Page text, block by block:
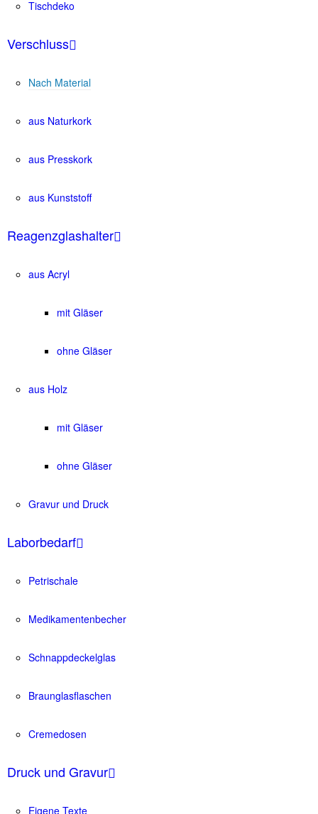
Tischdeko
Verschluss
Nach Material
aus Naturkork
aus Presskork
aus Kunststoff
Reagenzglashalter
aus Acryl
mit Gläser
ohne Gläser
aus Holz
mit Gläser
ohne Gläser
Gravur und Druck
Laborbedarf
Petrischale
Medikamentenbecher
Schnappdeckelglas
Braunglasflaschen
Cremedosen
Druck und Gravur
Eigene Texte